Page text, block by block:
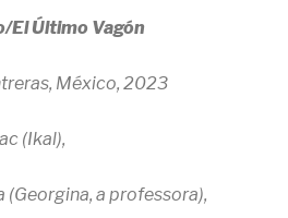
El Último Vagón
México, 2023
(Ikal),
(Georgina, a professora),